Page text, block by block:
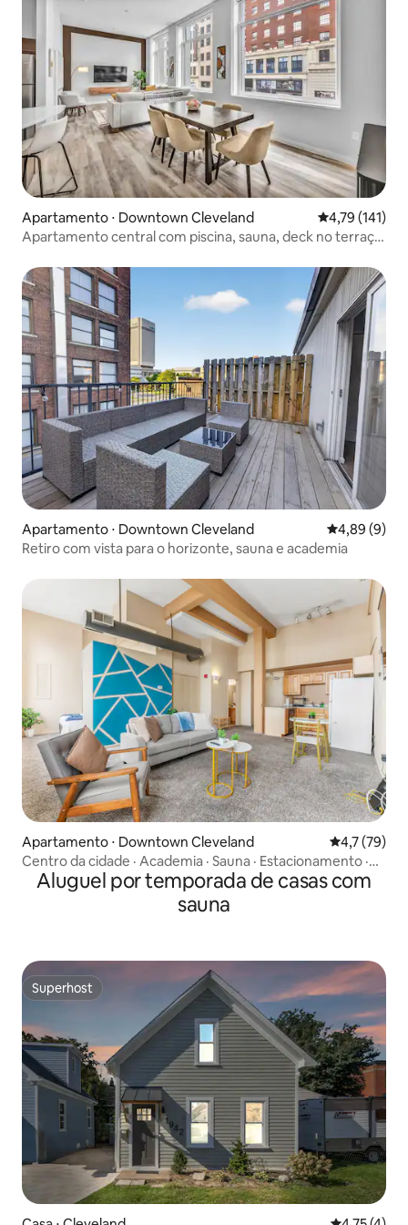
Apartamento ⋅ Downtown Cleveland 4,79 de uma
4,79 (141)
Apartamento central com piscina, sauna, deck no terraço,
Apartamento ⋅ Downtown Cleveland 4,89 de uma
4,89 (9)
Retiro com vista para o horizonte, sauna e academia
Apartamento ⋅ Downtown Cleveland 4,7 de uma
4,7 (79)
Centro da cidade · Academia · Sauna · Estacionamento ·
Aceita animais de estimação
Aluguel por temporada de casas com
sauna
Superhost
Superhost